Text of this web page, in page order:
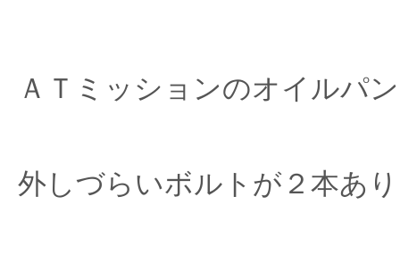
ＡＴミッションのオイルパ
外しづらいボルトが２本あ